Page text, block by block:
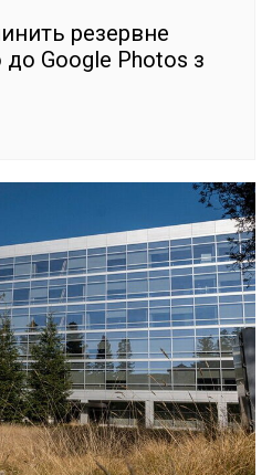
резервне
Google Photos з